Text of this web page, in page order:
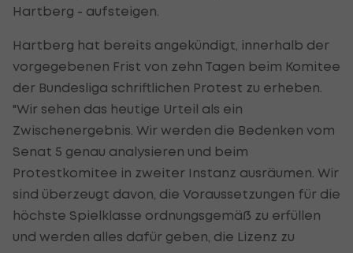
Hartberg - aufsteigen.
Hartberg hat bereits angekündigt, innerhalb der
vorgegebenen Frist von zehn Tagen beim Komitee
der Bundesliga schriftlichen Protest zu erheben.
"Wir sehen das heutige Urteil als ein
Zwischenergebnis. Wir werden die Bedenken vom
Senat 5 genau analysieren und beim
Protestkomitee in zweiter Instanz ausräumen. Wir
sind überzeugt davon, die Voraussetzungen für die
höchste Spielklasse ordnungsgemäß zu erfüllen
und werden alles dafür geben, die Lizenz zu